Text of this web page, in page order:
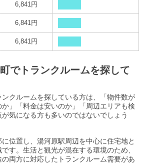
6,841円
6,841円
6,841円
でトランクルームを探して
クルームを探している方は、「物件数が
」「料金は安いのか」「周辺エリアも検
気になる方も多いのではないでしょう
位置し、湯河原駅周辺を中心に住宅地と
す。生活と観光が混在する環境のため、
両方に対応したトランクルーム需要があ